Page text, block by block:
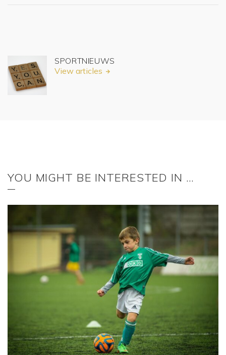
SPORTNIEUWS
View articles
YOU MIGHT BE INTERESTED IN …